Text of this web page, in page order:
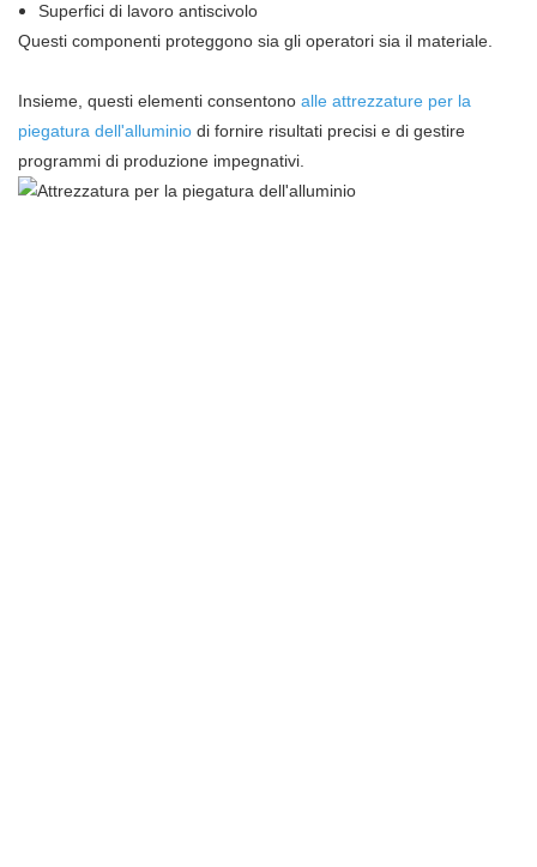
Superfici di lavoro antiscivolo
Questi componenti proteggono sia gli operatori sia il materiale.
Insieme, questi elementi consentono alle attrezzature per la
piegatura dell'alluminio di fornire risultati precisi e di gestire
programmi di produzione impegnativi.